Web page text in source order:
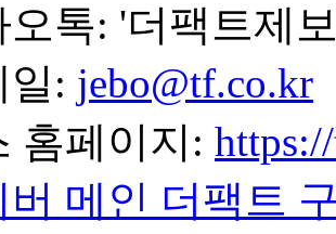
오톡: '더팩트제
일: jebo@tf.co.kr
홈페이지:
버 메인 더팩트